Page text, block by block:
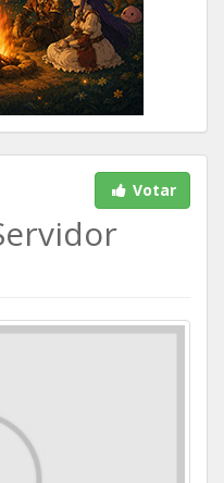
Votar